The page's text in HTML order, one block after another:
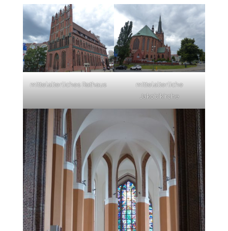
mittelalterliches Rathaus
mittelalterliche
Jakobikirche